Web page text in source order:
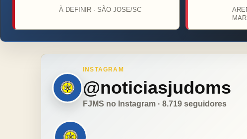
À DEFINIR · SÃO JOSE/SC
INSTAGRAM
@noticiasjudoms
FJMS no Instagram · 8.719 seguidores